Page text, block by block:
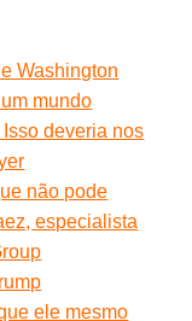
Washington
mundo
deveria nos
não pode
especialista
ele mesmo